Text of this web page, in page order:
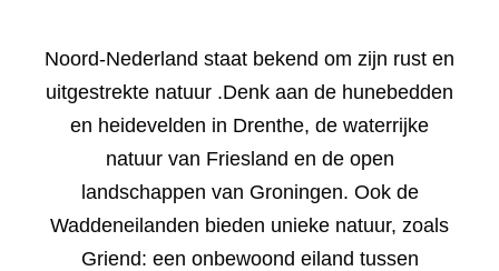
Noord-Nederland staat bekend om zijn rust en
uitgestrekte natuur .Denk aan de hunebedden
en heidevelden in Drenthe, de waterrijke
natuur van Friesland en de open
landschappen van Groningen. Ook de
Waddeneilanden bieden unieke natuur, zoals
Griend: een onbewoond eiland tussen